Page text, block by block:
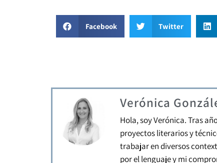
Facebook Twitter
Verónica
Hola, soy Verónica. Tras
proyectos literarios y
trabajar en diversos
por el lenguaje y mi